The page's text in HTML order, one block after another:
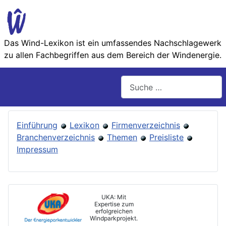
Das Wind-Lexikon ist ein umfassendes Nachschlage­werk
zu allen Fachbegriffen aus dem Bereich der Wind­energie.
Einführung Lexikon
Firmenverzeichnis
Branchenverzeichnis
Themen
Preisliste
Impressum
UKA: Mit
Expertise zum
erfolgreichen
Windparkprojekt.